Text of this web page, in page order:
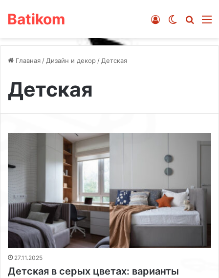
Batikom Switch skin
Войти
Главная / Дизайн и декор / Детская
Детская
27.11.2025
Детская в серых цветах: варианты